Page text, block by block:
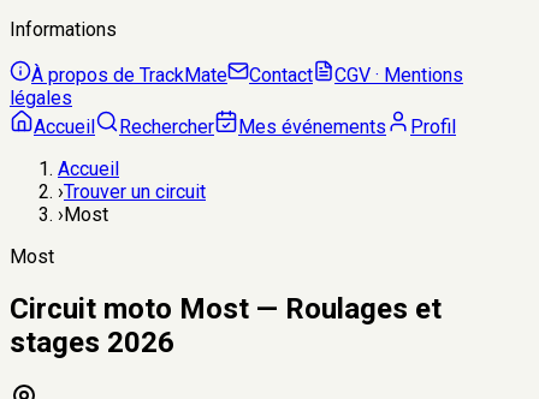
Informations
À propos de TrackMate
Contact
CGV · Mentions
légales
Accueil
Rechercher Mes événements
Profil
Accueil
›Trouver un circuit
›Most
Most
Circuit moto Most — Roulages et
stages 2026